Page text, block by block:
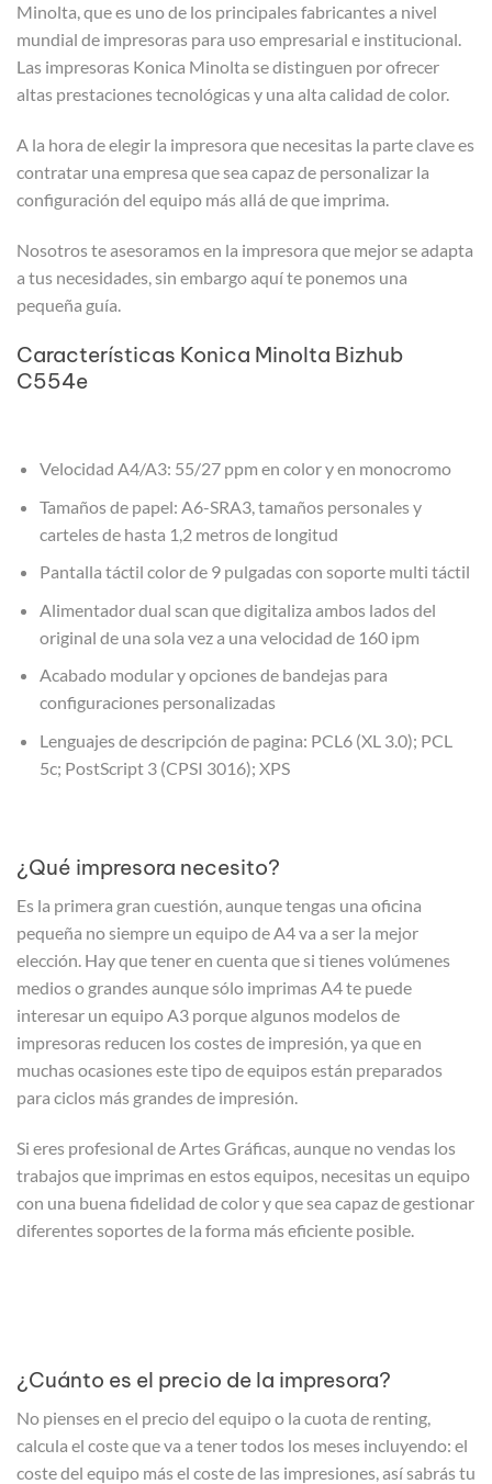
Minolta, que es uno de los principales fabricantes a nivel
mundial de impresoras para uso empresarial e institucional.
Las impresoras Konica Minolta se distinguen por ofrecer
altas prestaciones tecnológicas y una alta calidad de color.
A la hora de elegir la impresora que necesitas la parte clave es
contratar una empresa que sea capaz de personalizar la
configuración del equipo más allá de que imprima.
Nosotros te asesoramos en la impresora que mejor se adapta
a tus necesidades, sin embargo aquí te ponemos una
pequeña guía.
Características Konica Minolta Bizhub
C554e
Velocidad A4/A3: 55/27 ppm en color y en monocromo
Tamaños de papel: A6-SRA3, tamaños personales y
carteles de hasta 1,2 metros de longitud
Pantalla táctil color de 9 pulgadas con soporte multi táctil
Alimentador dual scan que digitaliza ambos lados del
original de una sola vez a una velocidad de 160 ipm
Acabado modular y opciones de bandejas para
configuraciones personalizadas
Lenguajes de descripción de pagina: PCL6 (XL 3.0); PCL
5c; PostScript 3 (CPSI 3016); XPS
¿Qué impresora necesito?
Es la primera gran cuestión, aunque tengas una oficina
pequeña no siempre un equipo de A4 va a ser la mejor
elección. Hay que tener en cuenta que si tienes volúmenes
medios o grandes aunque sólo imprimas A4 te puede
interesar un equipo A3 porque algunos modelos de
impresoras reducen los costes de impresión, ya que en
muchas ocasiones este tipo de equipos están preparados
para ciclos más grandes de impresión.
Si eres profesional de Artes Gráficas, aunque no vendas los
trabajos que imprimas en estos equipos, necesitas un equipo
con una buena fidelidad de color y que sea capaz de gestionar
diferentes soportes de la forma más eficiente posible.
¿Cuánto es el precio de la impresora?
No pienses en el precio del equipo o la cuota de renting,
calcula el coste que va a tener todos los meses incluyendo: el
coste del equipo más el coste de las impresiones, así sabrás tu